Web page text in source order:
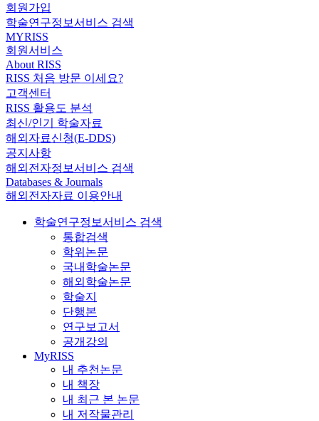
회원가입
학술연구정보서비스 검색
MYRISS
회원서비스
About RISS
RISS 처음 방문 이세요?
고객센터
RISS 활용도 분석
최신/인기 학술자료
해외자료신청(E-DDS)
공지사항
해외전자정보서비스 검색
Databases & Journals
해외전자자료 이용안내
학술연구정보서비스 검색
통합검색
학위논문
국내학술논문
해외학술논문
학술지
단행본
연구보고서
공개강의
MyRISS
내 추천논문
내 책장
내 최근 본 논문
내 저작물관리